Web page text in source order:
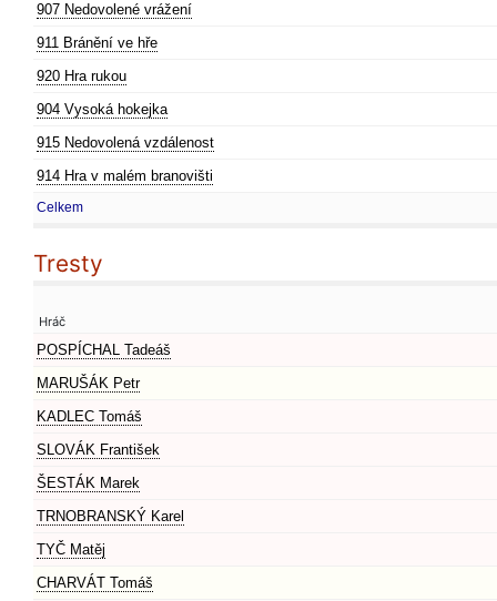
907 Nedovolené vrážení
911 Bránění ve hře
920 Hra rukou
904 Vysoká hokejka
915 Nedovolená vzdálenost
914 Hra v malém branovišti
Celkem
Tresty
Hráč
POSPÍCHAL Tadeáš
MARUŠÁK Petr
KADLEC Tomáš
SLOVÁK František
ŠESTÁK Marek
TRNOBRANSKÝ Karel
TYČ Matěj
CHARVÁT Tomáš